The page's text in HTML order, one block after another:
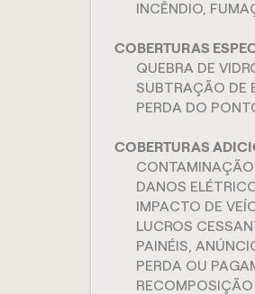
INCÊNDIO,
COBERTURAS
QUEBRA DE
SUBTRAÇÃO DE
PERDA DO
COBERTURAS
CONTAMINAÇÃO
DANOS
IMPACTO DE
LUCROS
PAINÉIS,
PERDA OU